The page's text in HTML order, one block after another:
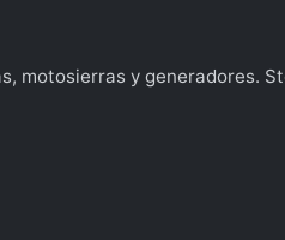
motosierras y generadores.